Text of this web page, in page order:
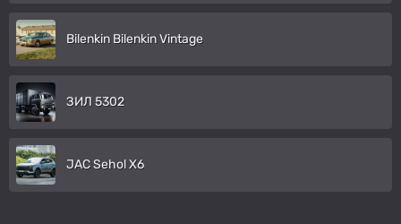
Bilenkin Bilenkin Vintage
ЗИЛ 5302
JAC Sehol X6